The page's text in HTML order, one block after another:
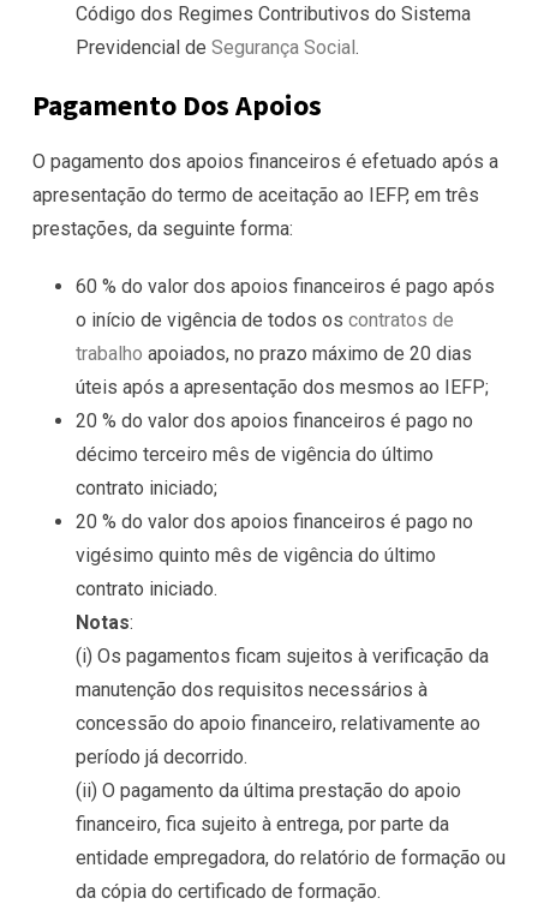
Código dos Regimes Contributivos do Sistema
Previdencial de Segurança Social.
Pagamento Dos Apoios
O pagamento dos apoios financeiros é efetuado após a
apresentação do termo de aceitação ao IEFP, em três
prestações, da seguinte forma:
60 % do valor dos apoios financeiros é pago após
o início de vigência de todos os contratos de
trabalho apoiados, no prazo máximo de 20 dias
úteis após a apresentação dos mesmos ao IEFP;
20 % do valor dos apoios financeiros é pago no
décimo terceiro mês de vigência do último
contrato iniciado;
20 % do valor dos apoios financeiros é pago no
vigésimo quinto mês de vigência do último
contrato iniciado.
Notas:
(i) Os pagamentos ficam sujeitos à verificação da
manutenção dos requisitos necessários à
concessão do apoio financeiro, relativamente ao
período já decorrido.
(ii) O pagamento da última prestação do apoio
financeiro, fica sujeito à entrega, por parte da
entidade empregadora, do relatório de formação ou
da cópia do certificado de formação.